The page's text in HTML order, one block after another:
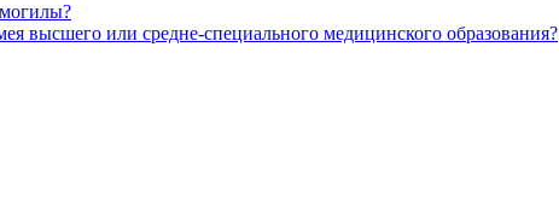
высшего или средне-специального медицинского образования?